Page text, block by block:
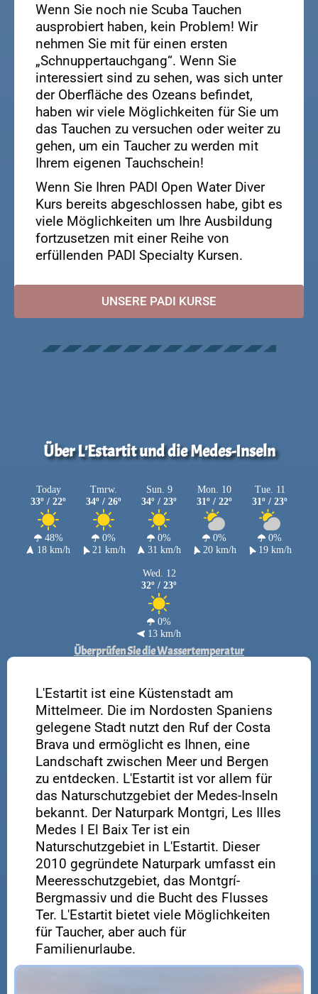
Wenn Sie noch nie Scuba Tauchen
ausprobiert haben, kein Problem! Wir
nehmen Sie mit für einen ersten
„Schnuppertauchgang“. Wenn Sie
interessiert sind zu sehen, was sich unter
der Oberfläche des Ozeans befindet,
haben wir viele Möglichkeiten für Sie um
das Tauchen zu versuchen oder weiter zu
gehen, um ein Taucher zu werden mit
Ihrem eigenen Tauchschein!
Wenn Sie Ihren PADI Open Water Diver
Kurs bereits abgeschlossen habe, gibt es
viele Möglichkeiten um Ihre Ausbildung
fortzusetzen mit einer Reihe von
erfüllenden PADI Specialty Kursen.
UNSERE PADI KURSE
Über L'Estartit und die Medes-Inseln
Today
33º / 22º
48%
18 km/h
Tmrw.
34º / 26º
0%
21 km/h
Sun. 9
34º / 23º
0%
31 km/h
Mon. 10
31º / 22º
0%
20 km/h
Tue. 11
31º / 23º
0%
19 km/h
Wed. 12
32º / 23º
0%
13 km/h
Überprüfen Sie die Wassertemperatur
L'Estartit ist eine Küstenstadt am
Mittelmeer. Die im Nordosten Spaniens
gelegene Stadt nutzt den Ruf der Costa
Brava und ermöglicht es Ihnen, eine
Landschaft zwischen Meer und Bergen
zu entdecken. L'Estartit ist vor allem für
das Naturschutzgebiet der Medes-Inseln
bekannt. Der Naturpark Montgri, Les Illes
Medes I El Baix Ter ist ein
Naturschutzgebiet in L'Estartit. Dieser
2010 gegründete Naturpark umfasst ein
Meeresschutzgebiet, das Montgrí-
Bergmassiv und die Bucht des Flusses
Ter. L'Estartit bietet viele Möglichkeiten
für Taucher, aber auch für
Familienurlaube.